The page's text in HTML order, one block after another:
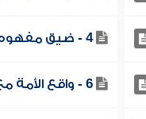
4 - ضيق مفهوم الجهاد عند الناس
6 - واقع الأمة مع الجهاد في سبيل الله